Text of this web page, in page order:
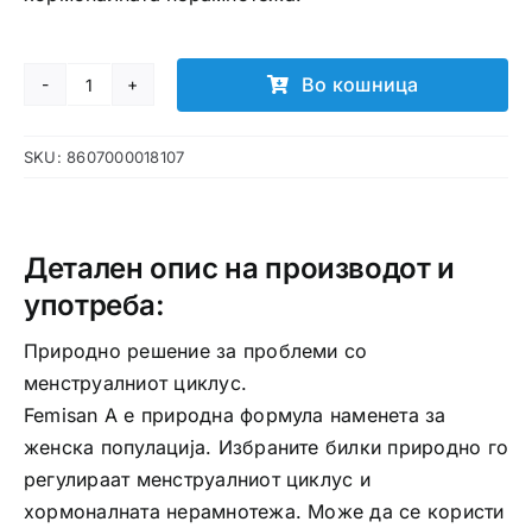
Femisan
капки
Во кошница
SKU:8607000018107
Детален опис на производот и
употреба:
Природно решение за проблеми со
менструалниот циклус.
Femisan A е природна формула наменета за
женска популација. Избраните билки природно го
регулираат менструалниот циклус и
хормоналната нерамнотежа. Може да се користи